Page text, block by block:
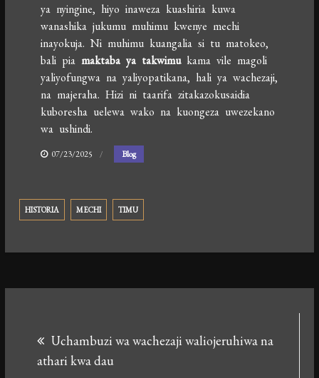
ya nyingine, hiyo inaweza kuashiria kuwa
wanashika jukumu muhimu kwenye mechi
inayokuja. Ni muhimu kuangalia si tu matokeo,
bali piamaktaba ya takwimukama vile magoli
yaliyofungwa na yaliyopatikana, hali ya wachezaji,
na majeraha. Hizi ni taarifa zitakazokusaidia
kuboresha uelewa wako na kuongeza uwezekano
wa ushindi.
07/23/2025 Blog
HISTORIA MECHI TIMU
navigation
Uchambuzi wa wachezaji waliojeruhiwa na
athari kwa dau